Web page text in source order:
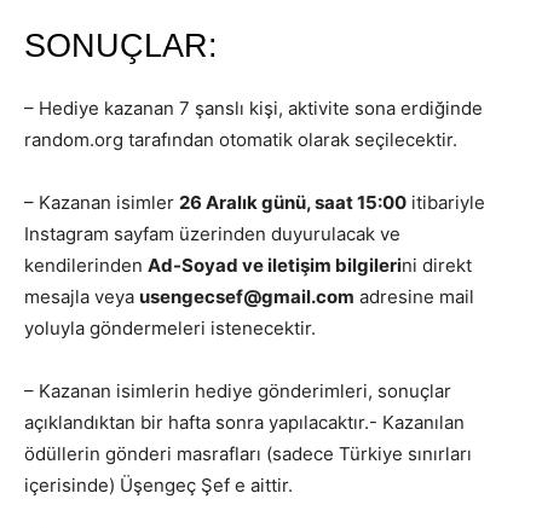
SONUÇLAR:
– Hediye kazanan 7 şanslı kişi, aktivite sona erdiğinde
random.org tarafından otomatik olarak seçilecektir.
– Kazanan isimler 26 Aralık günü, saat 15:00 itibariyle
Instagram sayfam üzerinden duyurulacak ve
kendilerinden Ad-Soyad ve iletişim bilgilerini direkt
mesajla veya usengecsef@gmail.com adresine mail
yoluyla göndermeleri istenecektir.
– Kazanan isimlerin hediye gönderimleri, sonuçlar
açıklandıktan bir hafta sonra yapılacaktır.- Kazanılan
ödüllerin gönderi masrafları (sadece Türkiye sınırları
içerisinde) Üşengeç Şef e aittir.